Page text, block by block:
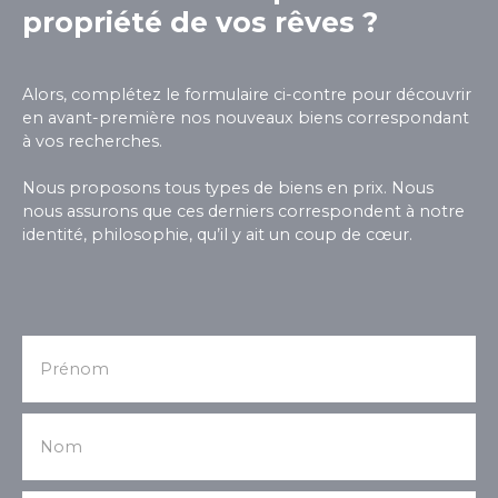
magnifique chambre avec terrasse privée invite à
la détente, accompagnée d’une vaste salle d’eau
indépendante accueille une chambre
supplémentaire avec sa salle d’eau, idéale pour
recevoir en toute intimité ou créer un espace
confidentiel, mêlant charme, raffinement et
emplacement privilégié au cœur d’une des plus
belles cités de Camargue.
propriété de vos rêves ?
Alors, complétez le formulaire ci-contre pour découvrir
en avant-première nos nouveaux biens correspondant
à vos recherches.
Nous proposons tous types de biens en prix. Nous
nous assurons que ces derniers correspondent à notre
identité, philosophie, qu’il y ait un coup de cœur.
Prénom
Nom